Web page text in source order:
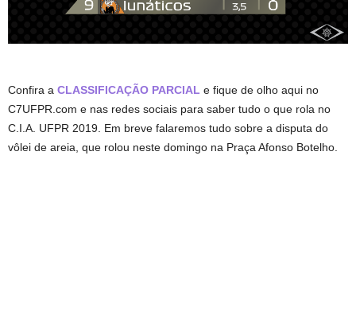
Confira a CLASSIFICAÇÃO PARCIAL e fique de olho aqui no
C7UFPR.com e nas redes sociais para saber tudo o que rola no
C.I.A. UFPR 2019. Em breve falaremos tudo sobre a disputa do
vôlei de areia, que rolou neste domingo na Praça Afonso Botelho.